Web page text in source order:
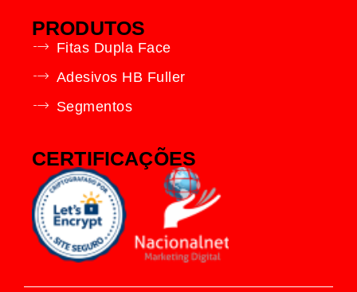
PRODUTOS
Fitas Dupla Face
Adesivos HB Fuller
Segmentos
CERTIFICAÇÕES